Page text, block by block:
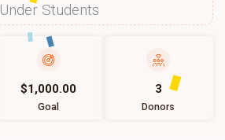
Under Students
$1,000.00
Goal
3
Donors